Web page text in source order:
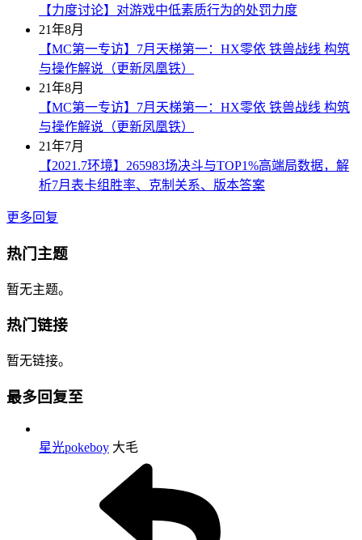
【力度讨论】对游戏中低素质行为的处罚力度
21年8月
【MC第一专访】7月天梯第一：HX零依 铁兽战线 构筑
与操作解说（更新凤凰铁）
21年8月
【MC第一专访】7月天梯第一：HX零依 铁兽战线 构筑
与操作解说（更新凤凰铁）
21年7月
【2021.7环境】265983场决斗与TOP1%高端局数据，解
析7月表卡组胜率、克制关系、版本答案
更多回复
热门主题
暂无主题。
热门链接
暂无链接。
最多回复至
星光pokeboy 大毛